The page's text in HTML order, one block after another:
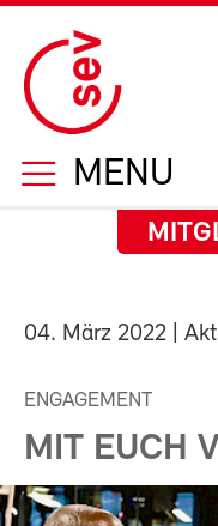
MENU
04. März 2022 |
ENGAGEMENT
MIT EUCH